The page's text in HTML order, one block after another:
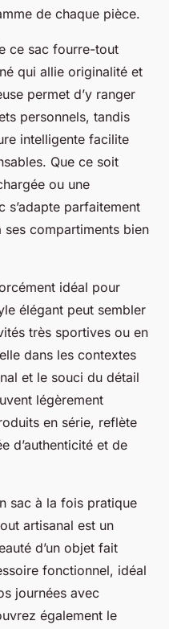
de chaque pièce.
ce sac fourre-tout
qui allie originalité et
permet d’y ranger
personnels, tandis
intelligente facilite
Que ce soit
ou une
s’adapte parfaitement
compartiments bien
idéal pour
élégant peut sembler
très sportives ou en
dans les contextes
et le souci du détail
légèrement
en série, reflète
d’authenticité et de
sac à la fois pratique
artisanal est un
d’un objet fait
fonctionnel, idéal
journées avec
également le